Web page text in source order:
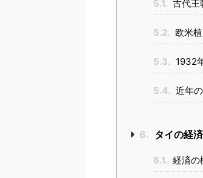
5.1. 古代王
5.2. 欧米
5.3. 1932
5.4. 近年
6. タイの経
6.1. 経済の